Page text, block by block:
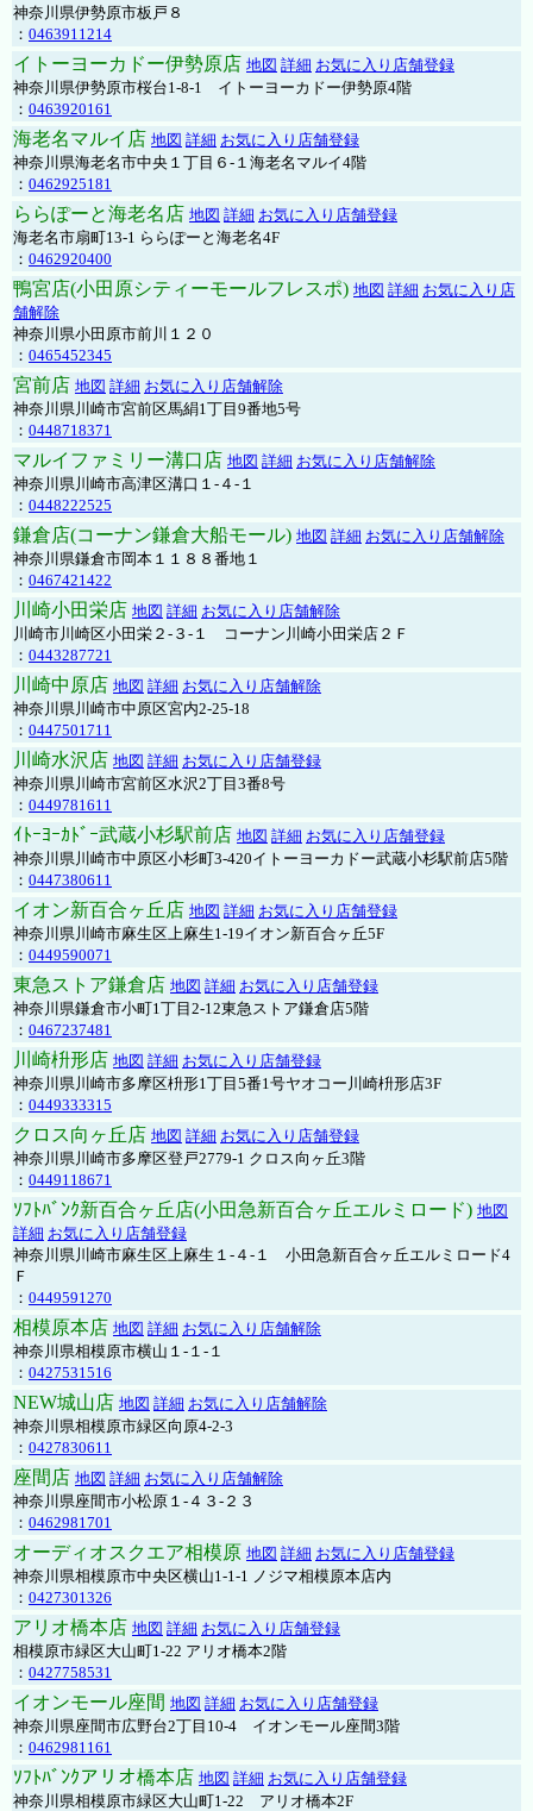
神奈川県伊勢原市板戸８
： 0463911214
イトーヨーカドー伊勢原店 地図 詳細 お気に入り店舗登録
神奈川県伊勢原市桜台1-8-1 イトーヨーカドー伊勢原4階
： 0463920161
海老名マルイ店 地図 詳細 お気に入り店舗登録
神奈川県海老名市中央１丁目６-１海老名マルイ4階
： 0462925181
ららぽーと海老名店 地図 詳細 お気に入り店舗登録
海老名市扇町13-1 ららぽーと海老名4F
： 0462920400
鴨宮店(小田原シティーモールフレスポ) 地図 詳細 お気に入り店
舗解除
神奈川県小田原市前川１２０
： 0465452345
宮前店 地図 詳細 お気に入り店舗解除
神奈川県川崎市宮前区馬絹1丁目9番地5号
： 0448718371
マルイファミリー溝口店 地図 詳細 お気に入り店舗解除
神奈川県川崎市高津区溝口１-４-１
： 0448222525
鎌倉店(コーナン鎌倉大船モール) 地図 詳細 お気に入り店舗解除
神奈川県鎌倉市岡本１１８８番地１
： 0467421422
川崎小田栄店 地図 詳細 お気に入り店舗解除
川崎市川崎区小田栄２‐３‐１ コーナン川崎小田栄店２Ｆ
： 0443287721
川崎中原店 地図 詳細 お気に入り店舗解除
神奈川県川崎市中原区宮内2-25-18
： 0447501711
川崎水沢店 地図 詳細 お気に入り店舗登録
神奈川県川崎市宮前区水沢2丁目3番8号
： 0449781611
ｲﾄｰﾖｰｶﾄﾞｰ武蔵小杉駅前店 地図 詳細 お気に入り店舗登録
神奈川県川崎市中原区小杉町3-420イトーヨーカドー武蔵小杉駅前店5階
： 0447380611
イオン新百合ヶ丘店 地図 詳細 お気に入り店舗登録
神奈川県川崎市麻生区上麻生1-19イオン新百合ヶ丘5F
： 0449590071
東急ストア鎌倉店 地図 詳細 お気に入り店舗登録
神奈川県鎌倉市小町1丁目2-12東急ストア鎌倉店5階
： 0467237481
川崎枡形店 地図 詳細 お気に入り店舗登録
神奈川県川崎市多摩区枡形1丁目5番1号ヤオコー川崎枡形店3F
： 0449333315
クロス向ヶ丘店 地図 詳細 お気に入り店舗登録
神奈川県川崎市多摩区登戸2779-1 クロス向ヶ丘3階
： 0449118671
ｿﾌﾄﾊﾞﾝｸ新百合ヶ丘店(小田急新百合ヶ丘エルミロード) 地図
詳細 お気に入り店舗登録
神奈川県川崎市麻生区上麻生１-４-１ 小田急新百合ヶ丘エルミロード4
Ｆ
： 0449591270
相模原本店 地図 詳細 お気に入り店舗解除
神奈川県相模原市横山１-１-１
： 0427531516
NEW城山店 地図 詳細 お気に入り店舗解除
神奈川県相模原市緑区向原4-2-3
： 0427830611
座間店 地図 詳細 お気に入り店舗解除
神奈川県座間市小松原１-４３-２３
： 0462981701
オーディオスクエア相模原 地図 詳細 お気に入り店舗登録
神奈川県相模原市中央区横山1-1-1 ノジマ相模原本店内
： 0427301326
アリオ橋本店 地図 詳細 お気に入り店舗登録
相模原市緑区大山町1-22 アリオ橋本2階
： 0427758531
イオンモール座間 地図 詳細 お気に入り店舗登録
神奈川県座間市広野台2丁目10-4 イオンモール座間3階
： 0462981161
ｿﾌﾄﾊﾞﾝｸアリオ橋本店 地図 詳細 お気に入り店舗登録
神奈川県相模原市緑区大山町1-22 アリオ橋本2F